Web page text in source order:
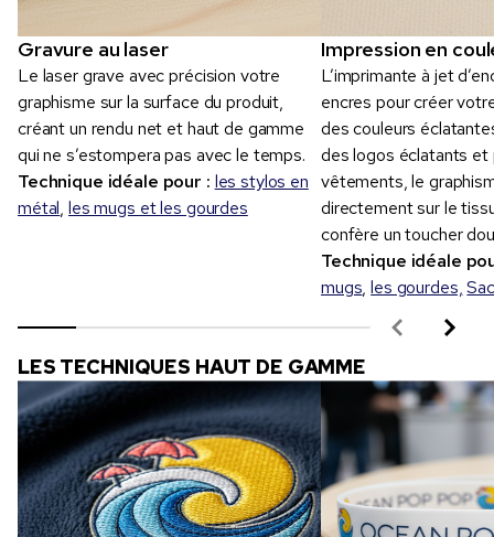
Gravure au laser
Le laser grave avec précision votre
graphisme sur la surface du produit,
créant un rendu net et haut de gamme
qui ne s’estompera pas avec le temps.
Technique idéale pour : les stylos en
métal,les mugs et les gourdes
Impression en
L’imprimante à jet
encres pour créer
des couleurs
des logos éclatants et
vêtements, le
directement sur le
confère un toucher
Technique idéale
mugs,les gourdes,
LES TECHNIQUES HAUT DE GAMME